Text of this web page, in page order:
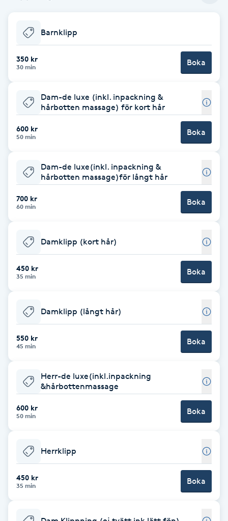
Balayage
Barber
Barnklippning
Bottenfärg
Brynformning
Brynfärgning
Color correction
Cryoterapi
Damklippning
Barnklipp
350 kr
30 min Boka
Dam-de luxe (inkl. inpackning &
hårbotten massage) för kort hår
600 kr
50 min Boka
Dam-de luxe(inkl. inpackning &
hårbotten massage)för långt hår
700 kr
60 min Boka
Damklipp (kort hår)
450 kr
35 min Boka
Damklipp (långt hår)
550 kr
45 min Boka
Herr-de luxe(inkl.inpackning
&hårbottenmassage
600 kr
50 min Boka
Herrklipp
450 kr
35 min Boka